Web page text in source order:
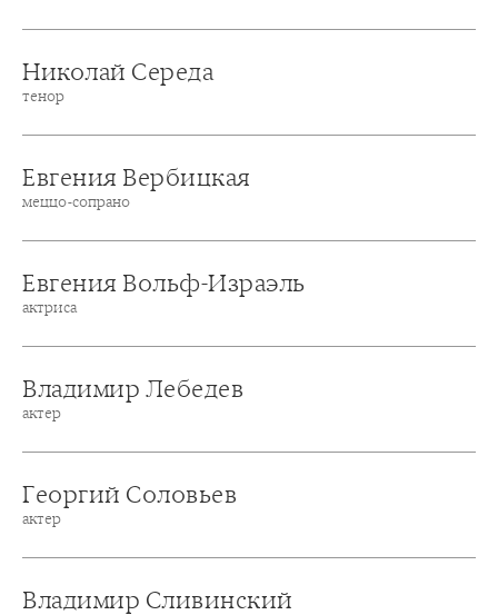
Николай Середа
тенор
Евгения Вербицкая
меццо-сопрано
Евгения Вольф-Израэль
актриса
Владимир Лебедев
актер
Георгий Соловьев
актер
Владимир Сливинский